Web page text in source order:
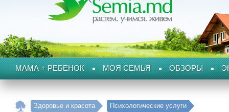
МАМА + РЕБЕНОК МОЯ СЕМЬЯ ОБЗОРЫ
Здоровье и красота Психологические услуги